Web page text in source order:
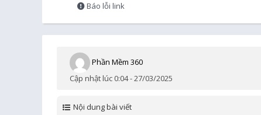
Báo lỗi link
Phần Mềm 360
Cập nhật lúc 0:04 - 27/03/2025
Nội dung bài viết